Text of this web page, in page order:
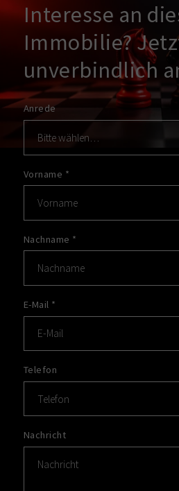
Interesse an
Immobilie?
unverbindlich
Anrede
Vorname *
Nachname *
E-Mail *
Telefon
Nachricht